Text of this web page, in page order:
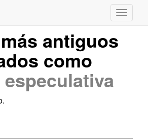
antiguos
como